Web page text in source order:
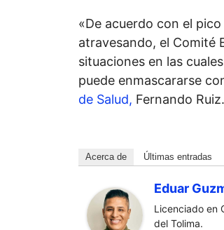
«De acuerdo con el
atravesando, el Comité
situaciones en las
puede enmascararse
de Salud, Fernando Ruiz.
Acerca de Últimas entradas
Eduar
Licenciado en
del Tolima.